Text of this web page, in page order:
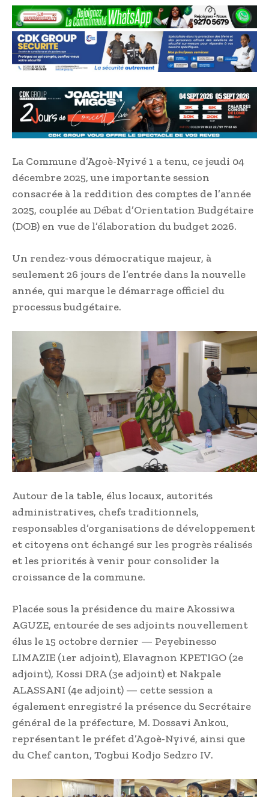
La Commune d’Agoè-Nyivé 1 a tenu, ce jeudi 04
décembre 2025, une importante session
consacrée à la reddition des comptes de l’année
2025, couplée au Débat d’Orientation Budgétaire
(DOB) en vue de l’élaboration du budget 2026.
Un rendez-vous démocratique majeur, à
seulement 26 jours de l’entrée dans la nouvelle
année, qui marque le démarrage officiel du
processus budgétaire.
Autour de la table, élus locaux, autorités
administratives, chefs traditionnels,
responsables d’organisations de développement
et citoyens ont échangé sur les progrès réalisés
et les priorités à venir pour consolider la
croissance de la commune.
Placée sous la présidence du maire Akossiwa
AGUZE, entourée de ses adjoints nouvellement
élus le 15 octobre dernier — Peyebinesso
LIMAZIE (1er adjoint), Elavagnon KPETIGO (2e
adjoint), Kossi DRA (3e adjoint) et Nakpale
ALASSANI (4e adjoint) — cette session a
également enregistré la présence du Secrétaire
général de la préfecture, M. Dossavi Ankou,
représentant le préfet d’Agoè-Nyivé, ainsi que
du Chef canton, Togbui Kodjo Sedzro IV.